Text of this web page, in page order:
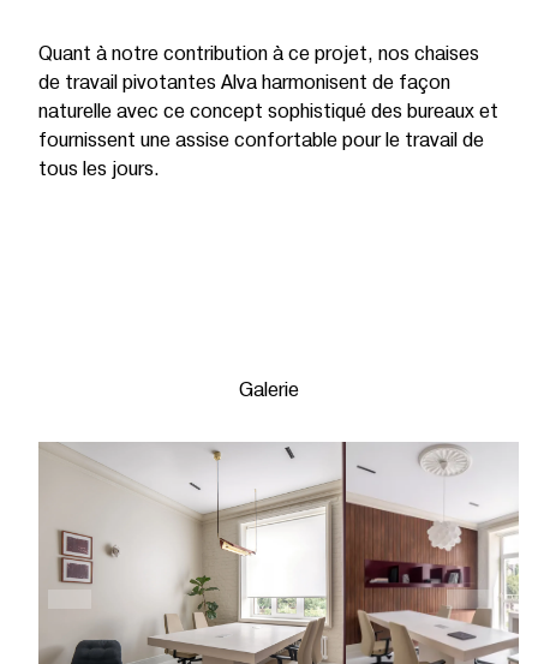
Quant à notre contribution à ce projet, nos chaises
de travail pivotantes Alva harmonisent de façon
naturelle avec ce concept sophistiqué des bureaux et
fournissent une assise confortable pour le travail de
tous les jours.
Galerie